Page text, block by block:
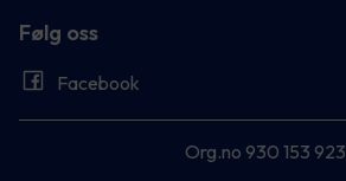
Følg oss
Facebook
Org.no 930 153 923